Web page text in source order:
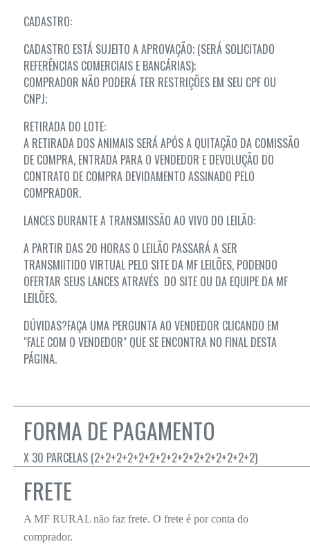
CADASTRO:
CADASTRO ESTÁ SUJEITO A APROVAÇÃO; (SERÁ SOLICITADO
REFERÊNCIAS COMERCIAIS E BANCÁRIAS);
COMPRADOR NÃO PODERÁ TER RESTRIÇÕES EM SEU CPF OU
CNPJ;
RETIRADA DO LOTE:
A RETIRADA DOS ANIMAIS SERÁ APÓS A QUITAÇÃO DA COMISSÃO
DE COMPRA, ENTRADA PARA O VENDEDOR E DEVOLUÇÃO DO
CONTRATO DE COMPRA DEVIDAMENTO ASSINADO PELO
COMPRADOR.
LANCES DURANTE A TRANSMISSÃO AO VIVO DO LEILÃO:
A PARTIR DAS 20 HORAS O LEILÃO PASSARÁ A SER
TRANSMIITIDO VIRTUAL PELO SITE DA MF LEILÕES, PODENDO
OFERTAR SEUS LANCES ATRAVÉS DO SITE OU DA EQUIPE DA MF
LEILÕES.
DÚVIDAS?FAÇA UMA PERGUNTA AO VENDEDOR CLICANDO EM
"FALE COM O VENDEDOR" QUE SE ENCONTRA NO FINAL DESTA
PÁGINA.
FORMA DE PAGAMENTO
X 30 PARCELAS (2+2+2+2+2+2+2+2+2+2+2+2+2+2+2)
FRETE
A MF RURAL não faz frete. O frete é por conta do
comprador.